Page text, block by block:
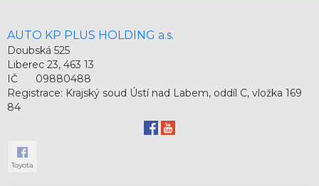
AUTO KP PLUS HOLDING a.s.
Doubská 525
Liberec 23, 463 13
IČ
09880488
Registrace: Krajský soud Ústí nad Labem, oddíl C, vložka 169
84
Toyota